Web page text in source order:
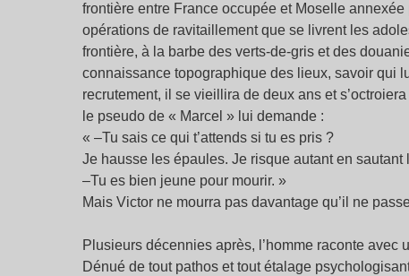
frontière entre France occupée et Moselle
opérations de ravitaillement que se livrent les
frontière, à la barbe des verts-de-gris et des
connaissance topographique des lieux, savoir qui
recrutement, il se vieillira de deux ans et
le pseudo de « Marcel » lui demande :
« –Tu sais ce qui t’attends si tu es pris ?
Je hausse les épaules. Je risque autant en sautant
–Tu es bien jeune pour mourir. »
Mais Victor ne mourra pas davantage qu’il ne
Plusieurs décennies après, l’homme raconte
Dénué de tout pathos et tout étalage